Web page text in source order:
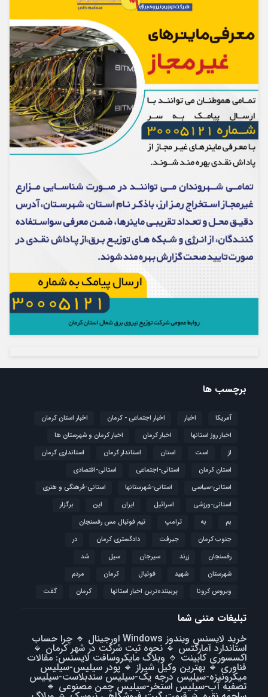
برچسب ها
آمریکا اخبار اخبار اجتماعی - کرمان
اخبار استان کرمان
اخبار روز استانها
اخبار کرمان
اخبار کرمان و شهرستان ها
از
است استان استاندار کرمان
استانداری کرمان
استان کرمان
استانی-اجتماعی
استانی-اقتصادی
استانی-سیاسی
استانی-شهرستانها
استانی-فرهنگی و هنری
استانی-ورزشی
اسرائیل ایران این
برگزار
بم
به ترامپ
تیم فوتبال مس رفسنجان
جنوب کرمان
جیرفت دادگستری کرمان
در
رفسنجان
زرند سیرجان سیل
شد
شهرستان
شهید فوتبال كرمان
مردم
ویروس کرونا
پربیننده‌ترین اخبار استانها کرمان گفت
تبلیغات متنی شما
خرید لایسنس ویندوز Windows اورجینال
🔹 چرا حساب
استاندارد آمارکتس 🔹نحوه ثبت شرکت در شهر کرمان 🔹
اکسسوری کابینت 🔹 وبلاگ مایکروسافت لایسنس: مقالات
فناوری🔹 بهترین وکیل شیراز 🔹پودر سیلیس-سیلیس
میکرونیزه-سیلیس درجه یک-سیلیس سندبلاست-سیلیس
تصفیه آب-سیلیس استخر-سیلیس چمن مصنوعی 🔹